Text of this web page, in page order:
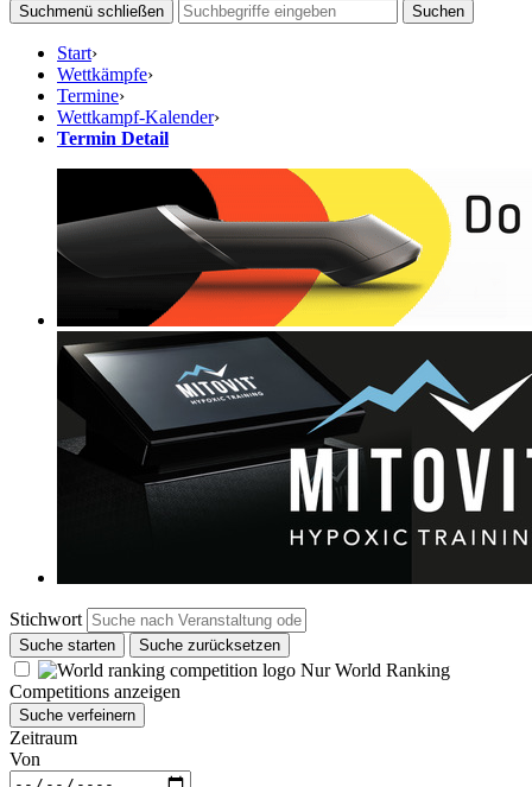
Suchmenü schließen
Suchen
Start›
Wettkämpfe›
Termine›
Wettkampf-Kalender›
Termin Detail
Stichwort
Suche starten Suche zurücksetzen
Nur World Ranking
Competitions anzeigen
Suche verfeinern
Zeitraum
Von